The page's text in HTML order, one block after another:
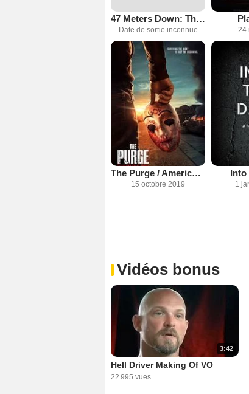
47 Meters Down: The Wreck
Date de sortie inconnue 24
The Purge / American Nightmare
15 octobre 2019
Into
1
Vidéos bonus
3:42
Hell Driver Making Of VO
22 995 vues